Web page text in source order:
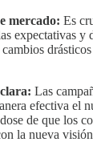
mercado: Es
expectativas y
Las
efectiva el
de que los
la nueva